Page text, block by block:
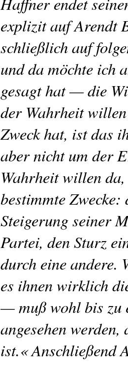
explizit auf Arendt
schließlich auf
und da möchte ich
gesagt hat — die
der Wahrheit
Zweck hat, ist das
aber nicht um der
Wahrheit willen
bestimmte
Steigerung seiner
Partei, den Sturz
durch eine andere.
es ihnen wirklich
— muß wohl bis zu
angesehen
ist.« Anschließend